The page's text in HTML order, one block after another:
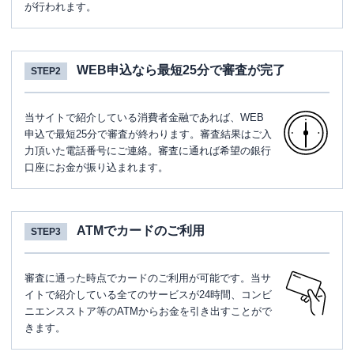
が行われます。
STEP2 WEB申込なら最短25分で審査が完了
当サイトで紹介している消費者金融であれば、WEB
申込で最短25分で審査が終わります。審査結果はご入
力頂いた電話番号にご連絡。審査に通れば希望の銀行
口座にお金が振り込まれます。
STEP3 ATMでカードのご利用
審査に通った時点でカードのご利用が可能です。当サ
イトで紹介している全てのサービスが24時間、コンビ
ニエンスストア等のATMからお金を引き出すことがで
きます。